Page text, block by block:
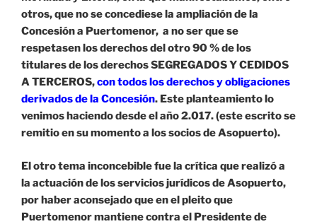
otros, que no se concediese la ampliación de la
Concesión a Puertomenor, a no ser que se
respetasen los derechos del otro 90 % de los
titulares de los derechos SEGREGADOS Y CEDIDOS
A TERCEROS,con todos los derechos y obligaciones
derivadosde la Concesión. Este planteamiento lo
venimos haciendo desde el año 2.017. (este escrito se
remitio en su momento a los socios de Asopuerto).
El otro tema inconcebible fue la crítica que realizó a
la actuación de los servicios jurídicos de Asopuerto,
por haber aconsejado que en el pleito que
Puertomenor mantiene contra el Presidente de